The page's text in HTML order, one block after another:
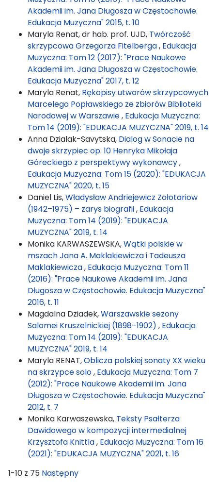
Akademii im. Jana Długosza w Częstochowie.
Edukacja Muzyczna" 2015, t. 10
Maryla Renat, dr hab. prof. UJD, Twórczość
skrzypcowa Grzegorza Fitelberga, Edukacja
Muzyczna: Tom 12 (2017): "Prace Naukowe
Akademii im. Jana Długosza w Częstochowie.
Edukacja Muzyczna" 2017, t. 12
Maryla Renat, Rękopisy utworów skrzypcowych
Marcelego Popławskiego ze zbiorów Biblioteki
Narodowej w Warszawie, Edukacja Muzyczna:
Tom 14 (2019): "EDUKACJA MUZYCZNA" 2019, t. 14
Anna Dzialak-Savytska, Dialog w Sonacie na
dwoje skrzypiec op. 10 Henryka Mikołaja
Góreckiego z perspektywy wykonawcy,
Edukacja Muzyczna: Tom 15 (2020): "EDUKACJA
MUZYCZNA" 2020, t. 15
Daniel Lis,Władysław Andriejewicz Zołotariow
(1942–1975) – zarys biografii, Edukacja
Muzyczna: Tom 14 (2019): "EDUKACJA
MUZYCZNA" 2019, t. 14
Monika KARWASZEWSKA,Wątki polskie w
mszach Jana A. Maklakiewicza i Tadeusza
Maklakiewicza, Edukacja Muzyczna: Tom 11
(2016): "Prace Naukowe Akademii im. Jana
Długosza w Częstochowie. Edukacja Muzyczna"
2016, t. 11
Magdalna Dziadek,Warszawskie sezony
Salomei Kruszelnickiej (1898–1902) , Edukacja
Muzyczna: Tom 14 (2019): "EDUKACJA
MUZYCZNA" 2019, t. 14
Maryla RENAT,Oblicza polskiej sonaty XX wieku
na skrzypce solo, Edukacja Muzyczna: Tom 7
(2012): "Prace Naukowe Akademii im. Jana
Długosza w Częstochowie. Edukacja Muzyczna"
2012, t. 7
Monika Karwaszewska, Teksty Psałterza
Dawidowego w kompozycji intermedialnej
Krzysztofa Knittla, Edukacja Muzyczna: Tom 16
(2021): "EDUKACJA MUZYCZNA" 2021, t. 16
1-10 z 75 Następny